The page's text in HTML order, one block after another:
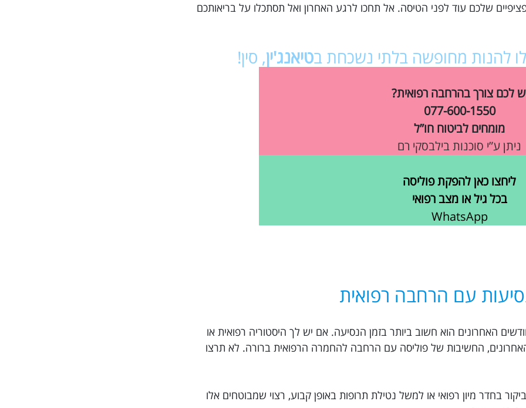
שלכם עוד לפני הטיסה. אל תחכו לרגע האחרון ואל תסתכלו על בריאותכם
להנות מחופשה בלתי נשכחת בטיאנג'ין, סין!
לכם צורך בהרחבה רפואית?
077-600-1550
מומחים לביטוח חו”ל
ניתן ע”י סוכנות בילבסקי רם
ליחצו כאן להפקת פוליסה
בכל גיל או מצב רפואי
WhatsApp
עם הרחבה רפואית
נסיעות לטיאנג'ין עם החמרה רפואית ב-6 חודשים האחרונים הוא חשוב ביותר בזמן הנסיעה. אם יש לך היסטוריה רפואית או
לא תקינות ב-6 החודשים האחרונים, החשיבות של פוליסה עם הרחבה להחמרה הרפואית ברורה. לא תרצו
בחדר מיון רפואי או למשל נטילת תרופות באופן קבוע, רצוי שמבוטחים אלו